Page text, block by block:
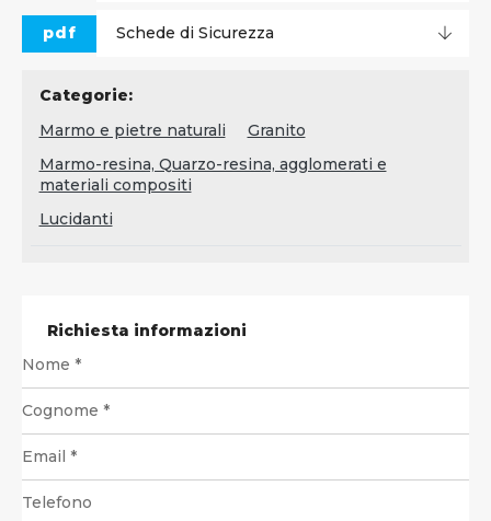
pdf Schede di Sicurezza
Categorie:
Marmo e pietre naturali
Granito
Marmo-resina, Quarzo-resina, agglomerati e
materiali compositi
Lucidanti
Richiesta informazioni